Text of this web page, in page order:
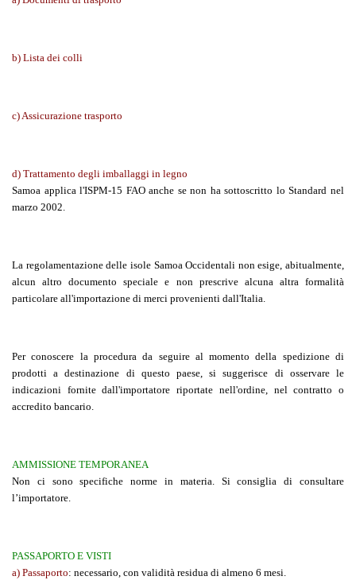
b) Lista dei colli
c) Assicurazione trasporto
d) Trattamento degli imballaggi in legno
Samoa applica l'ISPM-15 FAO anche se non ha sottoscritto lo Standard nel
marzo 2002.
La regolamentazione delle isole Samoa Occidentali non esige, abitualmente,
alcun altro documento speciale e non prescrive alcuna altra formalità
particolare all'importazione di merci provenienti dall'Italia.
Per conoscere la procedura da seguire al momento della spedizione di
prodotti a destinazione di questo paese, si suggerisce di osservare le
indicazioni fornite dall'importatore riportate nell'ordine, nel contratto o
accredito bancario.
AMMISSIONE TEMPORANEA
Non ci sono specifiche norme in materia. Si consiglia di consultare
l’importatore.
PASSAPORTO E VISTI
a) Passaporto: necessario, con validità residua di almeno 6 mesi.